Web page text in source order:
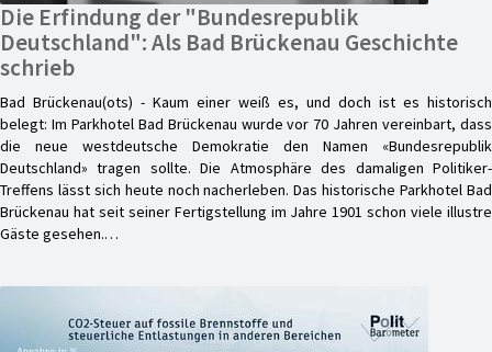
Die Erfindung der "Bundesrepublik
Deutschland": Als Bad Brückenau Geschichte
schrieb
Bad Brückenau(ots) - Kaum einer weiß es, und doch ist es historisch
belegt: Im Parkhotel Bad Brückenau wurde vor 70 Jahren vereinbart, dass
die neue westdeutsche Demokratie den Namen «Bundesrepublik
Deutschland» tragen sollte. Die Atmosphäre des damaligen Politiker-
Treffens lässt sich heute noch nacherleben. Das historische Parkhotel Bad
Brückenau hat seit seiner Fertigstellung im Jahre 1901 schon viele illustre
Gäste gesehen.…